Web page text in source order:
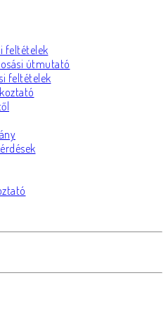
feltételek
útmutató
feltételek